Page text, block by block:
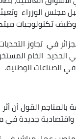
مجلس الوزراء
تكنولوجيات
في تجاوز
الصناعات الوطنية.
بالمناجم القول أن
جديدة